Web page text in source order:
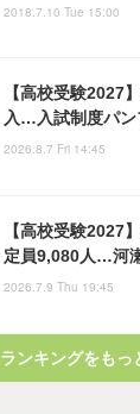
2018.7.10 Tue 15:00
【高校受験2027
入…入試制度パン
2026.8.7 Fri 14:45
【高校受験2027
定員9,080人…河
2026.7.9 Thu 19:45
ランキングをもっ